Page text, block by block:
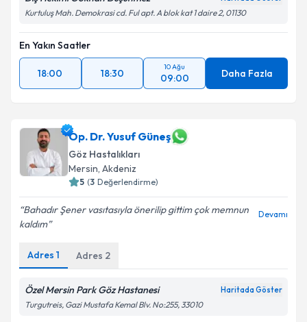
Kurtuluş Mah. Demokrasi cd. Ful apt. A blok kat 1 daire 2, 01130
En Yakın Saatler
18:00 18:30
10 Ağu
09:00 Daha Fazla
Op. Dr. Yusuf Güneş
Göz Hastalıkları
Mersin, Akdeniz
5 (3 Değerlendirme)
Bahadır Şener vasıtasıyla önerilip gittim çok memnun
kaldım
Devamı
Adres 1 Adres 2
Özel Mersin Park Göz Hastanesi Haritada Göster
Turgutreis, Gazi Mustafa Kemal Blv. No:255, 33010